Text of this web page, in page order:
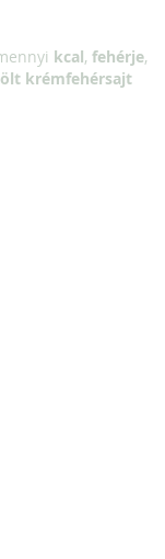
kcal, fehérje,
krémfehérsajt